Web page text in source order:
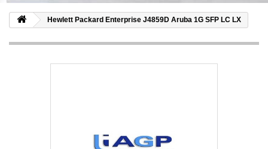
Hewlett Packard Enterprise J4859D Aruba 1G SFP LC LX